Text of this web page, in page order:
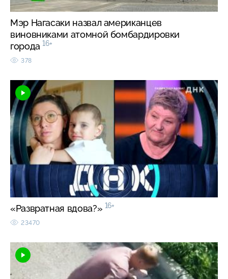
Мэр Нагасаки назвал американцев
виновниками атомной бомбардировки
города 16+
378
«Развратная вдова?» 16+
23470